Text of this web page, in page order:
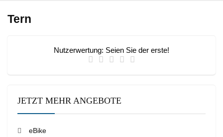
Tern
Nutzerwertung: Seien Sie der erste!
JETZT MEHR ANGEBOTE
eBike